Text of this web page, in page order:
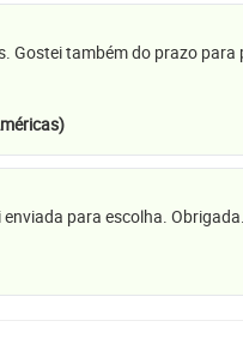
Gostei também do prazo
para escolha. Obrigada.